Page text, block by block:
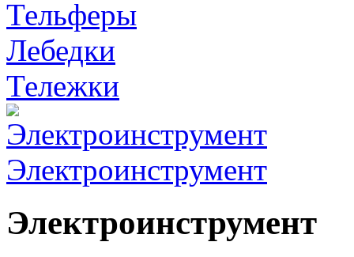
Тельферы
Лебедки
Тележки
Электроинструмент
Электроинструмент